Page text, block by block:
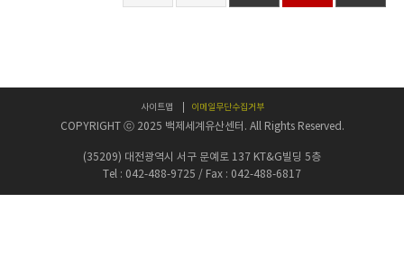
사이트맵 이메일무단수집거부
COPYRIGHT ⓒ 2025 백제세계유산센터. All Rights Reserved.
(35209) 대전광역시 서구 문예로 137 KT&G빌딩 5층
Tel : 042-488-9725 / Fax : 042-488-6817